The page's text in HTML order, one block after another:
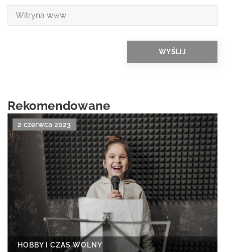
Rekomendowane
2 czerwca 2023
HOBBY I CZAS WOLNY